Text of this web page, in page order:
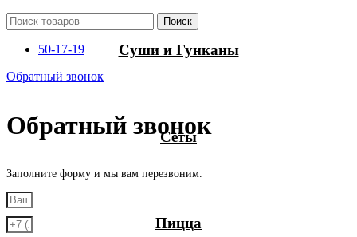
Поиск
50-17-19
Обратный звонок
Обратный звонок
Заполните форму и мы вам перезвоним.
Суши и Гунканы
Сеты
Пицца